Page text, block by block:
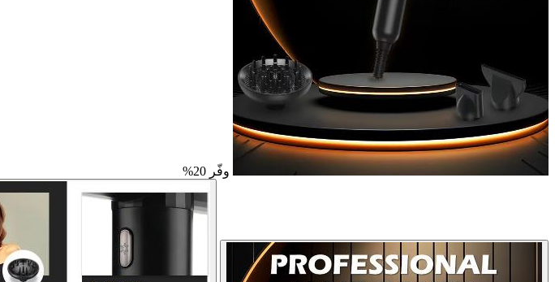
وفّر 20%